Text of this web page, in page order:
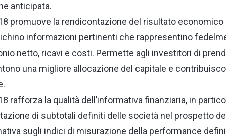
anticipata.
18 promuove la rendicontazione del risultato
informazioni pertinenti che rappresentino
netto, ricavi e costi. Permette agli investitori di
una migliore allocazione del capitale e
18 rafforza la qualità dell’informativa finanziaria, in
di subtotali definiti delle società nel prospetto
sugli indici di misurazione della performance